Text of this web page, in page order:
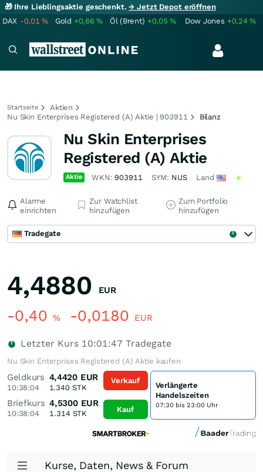
🎁 Ihre Lieblingsaktie geschenkt.→ Jetzt Depot eröffnen
DAX -0,01% Gold +0,66% Öl (Brent) +0,05% Dow Jones +0,24%
Startseite
Aktien
Nu Skin Enterprises Registered (A) Aktie | 903911
Bilanz
Nu Skin Enterprises
Registered (A) Aktie
Aktie WKN:903911 SYM: NUS Land
Alarme
einrichten
Zur Watchlist
hinzufügen
Zum Portfolio
hinzufügen
Tradegate
4,4880 EUR
-0,40 % -0,0180 EUR
Letzter Kurs 10:01:47 Tradegate
Nu Skin Enterprises Registered (A) Aktie kaufen
Geldkurs
10:38:04
4,4420 EUR
1.340STK
Briefkurs
10:38:04
4,5300 EUR
1.314STK
Verkauf
Kauf
Verlängerte
Handelszeiten
07:30 bis 23:00 Uhr
Kurse, Daten, News & Forum